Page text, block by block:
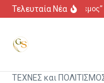
Μετάβαση στο
Τελευταία Νέα
ΤΕΧΝΕΣ και